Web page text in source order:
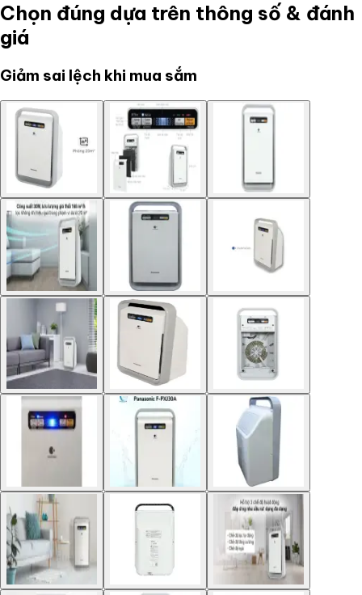
Chọn đúng dựa trên thông số & đánh
giá
Giảm sai lệch khi mua sắm